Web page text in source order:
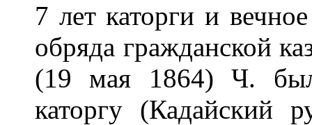
7 лет каторги и
обряда гражданской
(19 мая 1864) Ч.
каторгу (Кадайский